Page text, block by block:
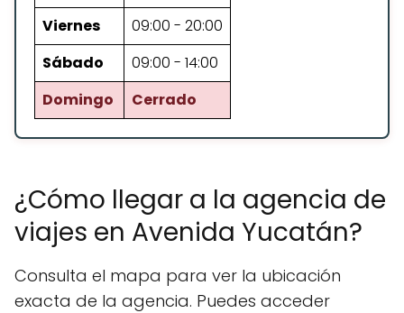
Viernes
09:00 - 20:00
Sábado
09:00 - 14:00
Domingo
Cerrado
¿Cómo llegar a la agencia de
viajes en Avenida Yucatán?
Consulta el mapa para ver la ubicación
exacta de la agencia. Puedes acceder